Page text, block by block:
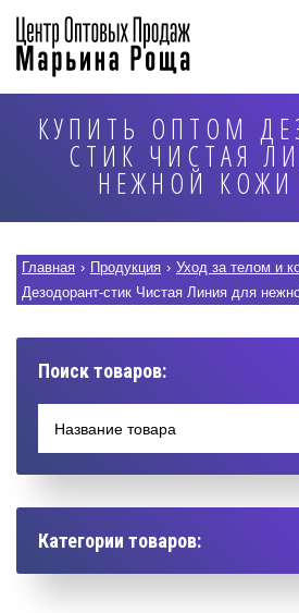
КУПИТЬ ОПТОМ
СТИК ЧИСТАЯ
НЕЖНОЙ
Главная › Продукция › Уход за телом и
Дезодорант-стик Чистая Линия для
Поиск товаров:
Категории товаров: